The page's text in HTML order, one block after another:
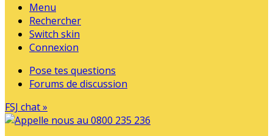
Menu
Rechercher
Switch skin
Connexion
Pose tes questions
Forums de discussion
FSJ chat »